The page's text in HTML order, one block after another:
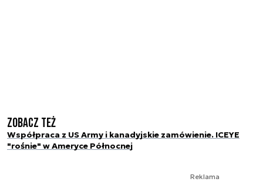
Zobacz też
Współpraca z US Army i kanadyjskie zamówienie. ICEYE
"rośnie" w Ameryce Północnej
Reklama